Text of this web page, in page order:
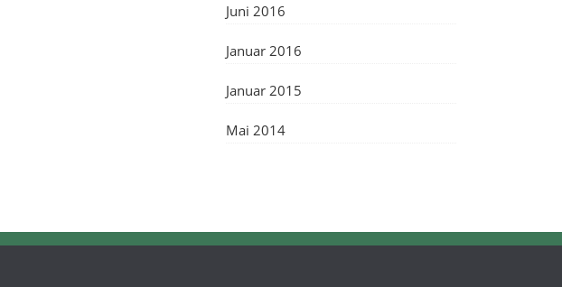
Juni 2016
Januar 2016
Januar 2015
Mai 2014